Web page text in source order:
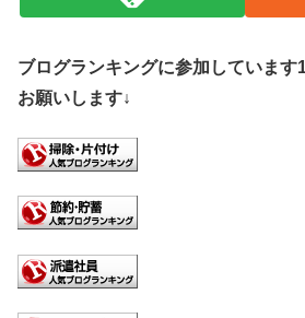
ブログランキングに参加しています
お願いします↓